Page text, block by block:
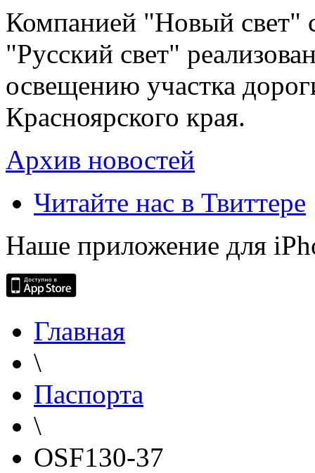
Компанией "Новый свет"
"Русский свет"
освещению участка
Красноярского края.
Архив новостей
Читайте нас в Твиттере
Наше приложение для
Главная
\
Паспорта
\
OSF130-37